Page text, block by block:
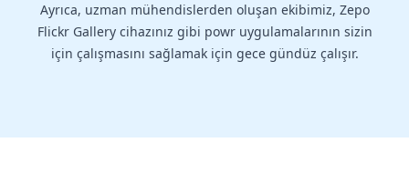
Ayrıca, uzman mühendislerden oluşan ekibimiz, Zepo
Flickr Gallery cihazınız gibi powr uygulamalarının sizin
için çalışmasını sağlamak için gece gündüz çalışır.